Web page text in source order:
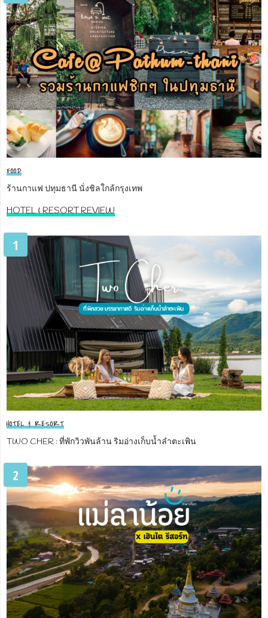
FOOD
ร้านกาแฟ ปทุมธานี นั่งชิลใกล้กรุงเทพ
HOTEL & RESORT REVIEW
1
HOTEL & RESORT
TWO CHER : ที่พักวิวพันล้าน ริมอ่างเก็บน้ำลำตะเพิน
2